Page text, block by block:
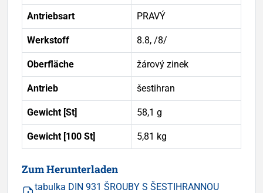
Antriebsart PRAVÝ
Werkstoff 8.8, /8/
Oberfläche žárový zinek
Antrieb šestihran
Gewicht [St] 58,1 g
Gewicht [100 St] 5,81 kg
Zum Herunterladen
tabulka DIN 931 ŠROUBY S ŠESTIHRANNOU